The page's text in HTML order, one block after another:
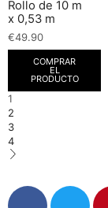
Rollo de 10 m
x 0,53 m
€49.90
COMPRAR
EL
PRODUCTO
1
2
3
4